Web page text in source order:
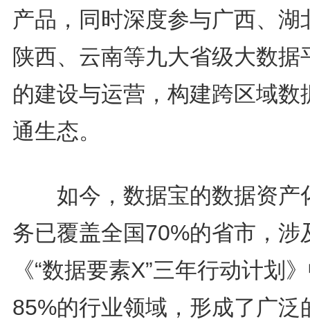
产品，同时深度参与广西、湖
陕西、云南等九大省级大数据
的建设与运营，构建跨区域数
通生态。
如今，数据宝的数据资产
务已覆盖全国70%的省市，涉
《“数据要素X”三年行动计划
85%的行业领域，形成了广泛